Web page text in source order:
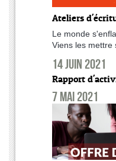
Ateliers
Le monde
Viens les mettre
14 juin 2021
Rapport
7 mai 2021